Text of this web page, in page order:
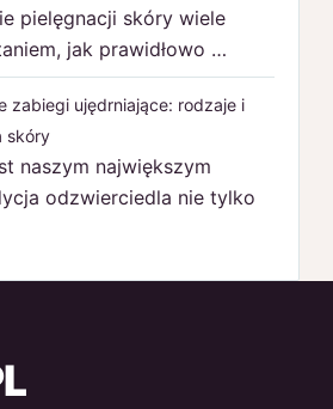
pielęgnacji skóry wiele
jak prawidłowo …
zabiegi ujędrniające: rodzaje i
skóry
naszym największym
odzwierciedla nie tylko